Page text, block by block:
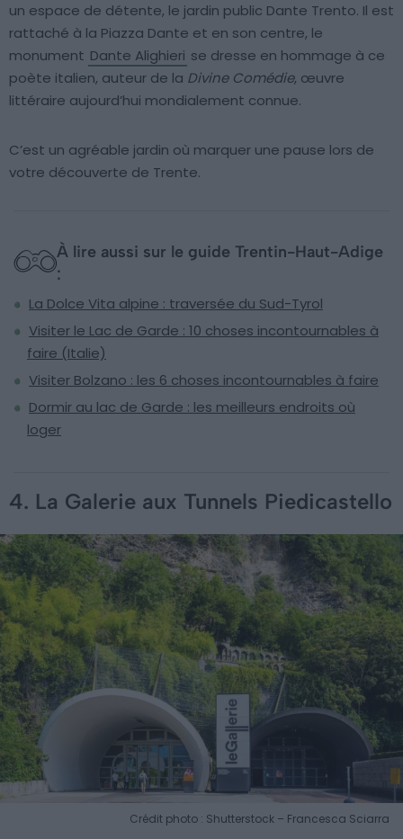
un espace de détente, le jardin public Dante Trento. Il est
rattaché à la Piazza Dante et en son centre, le
monument Dante Alighieri se dresse en hommage à ce
poète italien, auteur de la Divine Comédie, œuvre
littéraire aujourd’hui mondialement connue.
C’est un agréable jardin où marquer une pause lors de
votre découverte de Trente.
À lire aussi sur le guide Trentin-Haut-Adige
:
La Dolce Vita alpine : traversée du Sud-Tyrol
Visiter le Lac de Garde : 10 choses incontournables à
faire (Italie)
Visiter Bolzano : les 6 choses incontournables à faire
Dormir au lac de Garde : les meilleurs endroits où
loger
4. La Galerie aux Tunnels Piedicastello
Crédit photo : Shutterstock – Francesca Sciarra